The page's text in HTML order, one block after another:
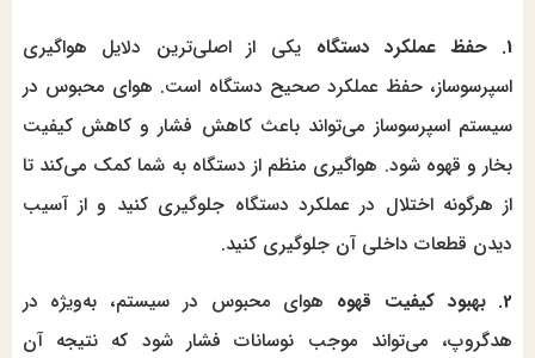
1. حفظ عملکرد دستگاه
یکی از اصلی‌ترین دلایل هواگیری
اسپرسوساز، حفظ عملکرد صحیح دستگاه است. هوای محبوس در
سیستم اسپرسوساز می‌تواند باعث کاهش فشار و کاهش کیفیت
بخار و قهوه شود. هواگیری منظم از دستگاه به شما کمک می‌کند تا
از هرگونه اختلال در عملکرد دستگاه جلوگیری کنید و از آسیب
دیدن قطعات داخلی آن جلوگیری کنید.
2. بهبود کیفیت قهوه
هوای محبوس در سیستم، به‌ویژه در
هدگروپ، می‌تواند موجب نوسانات فشار شود که نتیجه آن